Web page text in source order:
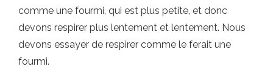
comme une fourmi, qui est plus petite, et donc
devons respirer plus lentement et lentement. Nous
devons essayer de respirer comme le ferait une
fourmi.